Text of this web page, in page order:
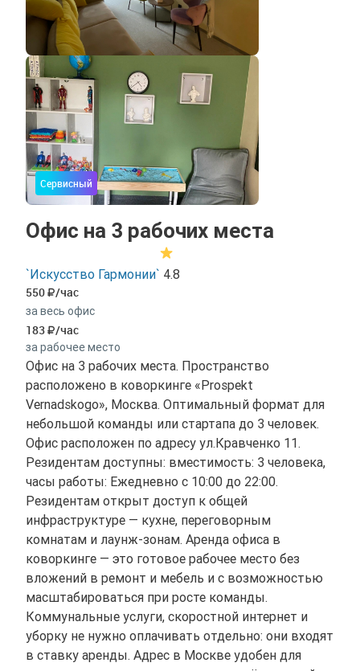
Сервисный
Офис на 3 рабочих места
`Искусство Гармонии` 4.8
550 /час
за весь офис
183 /час
за рабочее место
Офис на 3 рабочих места. Пространство
расположено в коворкинге «Prospekt
Vernadskogo», Москва. Оптимальный формат для
небольшой команды или стартапа до 3 человек.
Офис расположен по адресу ул.Кравченко 11.
Резидентам доступны: вместимость: 3 человека,
часы работы: Ежедневно с 10:00 до 22:00.
Резидентам открыт доступ к общей
инфраструктуре — кухне, переговорным
комнатам и лаунж-зонам. Аренда офиса в
коворкинге — это готовое рабочее место без
вложений в ремонт и мебель и с возможностью
масштабироваться при росте команды.
Коммунальные услуги, скоростной интернет и
уборку не нужно оплачивать отдельно: они входят
в ставку аренды. Адрес в Москве удобен для